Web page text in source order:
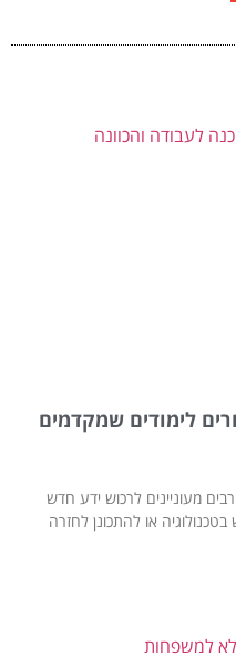
לימודים שמקדמים
מעוניינים לרכוש ידע חדש
או להתכונן לחזרה